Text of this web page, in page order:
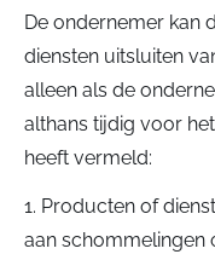
De ondernemer kan
diensten uitsluiten
alleen als de
althans tijdig voor
heeft vermeld:
1. Producten of
aan schommelingen